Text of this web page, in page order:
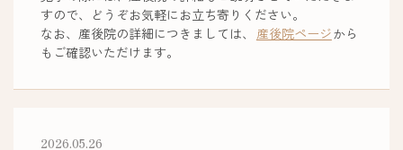
すので、どうぞお気軽にお立ち寄りください。
なお、産後院の詳細につきましては、 産後院ページから
もご確認いただけます。
2026.05.26